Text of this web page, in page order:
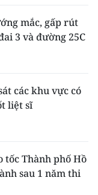
mắc, gấp rút
3 và đường 25C
các khu vực có
liệt sĩ
tốc Thành phố Hồ
sau 1 năm thi